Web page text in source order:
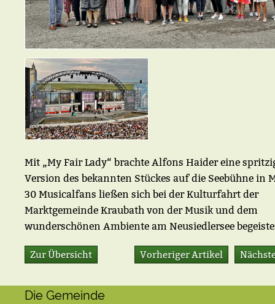
Mit „My Fair Lady“ brachte Alfons Haider eine
Version des bekannten Stückes auf die Seebühne in
30 Musicalfans ließen sich bei der Kulturfahrt der
Marktgemeinde Kraubath von der Musik und dem
wunderschönen Ambiente am Neusiedlersee
Vorheriger Artikel
Zur Übersicht
Die Gemeinde